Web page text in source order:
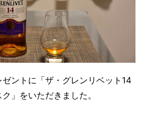
ントに「ザ・グレンリベット14
」をいただきました。